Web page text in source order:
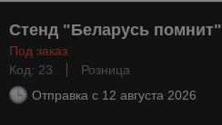
Стенд "Беларусь помнит"
Под заказ
Код: 23
Розница
Отправка с 12 августа 2026